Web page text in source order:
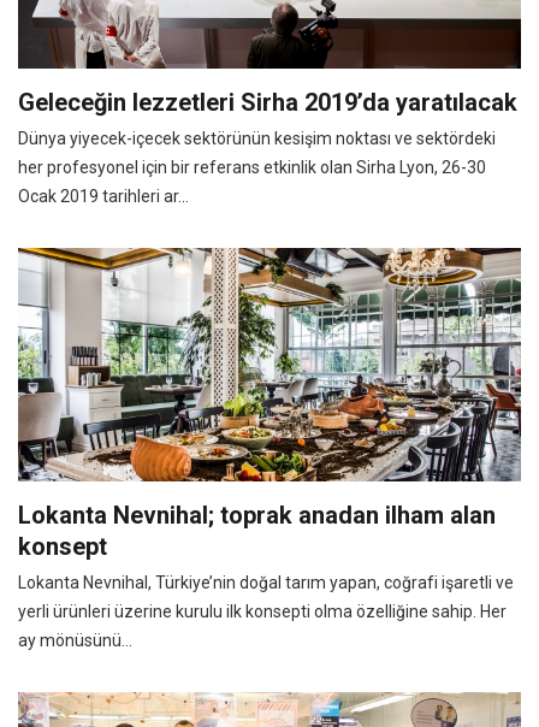
Geleceğin lezzetleri Sirha 2019’da yaratılacak
Dünya yiyecek-içecek sektörünün kesişim noktası ve sektördeki
her profesyonel için bir referans etkinlik olan Sirha Lyon, 26-30
Ocak 2019 tarihleri ar...
Lokanta Nevnihal; toprak anadan ilham alan
konsept
Lokanta Nevnihal, Türkiye’nin doğal tarım yapan, coğrafi işaretli ve
yerli ürünleri üzerine kurulu ilk konsepti olma özelliğine sahip. Her
ay mönüsünü...